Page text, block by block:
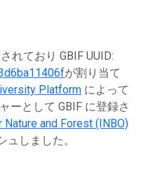
れており GBIF UUID:
が割り当て
Platform によって
ーとして GBIF に登録さ
and Forest (INBO)
しました。